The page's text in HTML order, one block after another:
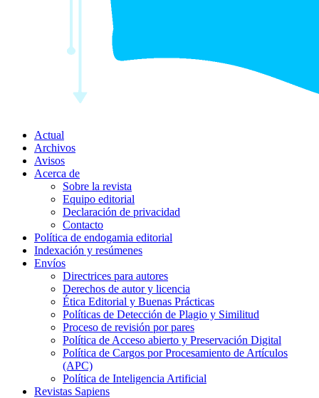
Actual
Archivos
Avisos
Acerca de
Sobre la revista
Equipo editorial
Declaración de privacidad
Contacto
Política de endogamia editorial
Indexación y resúmenes
Envíos
Directrices para autores
Derechos de autor y licencia
Ética Editorial y Buenas Prácticas
Políticas de Detección de Plagio y Similitud
Proceso de revisión por pares
Política de Acceso abierto y Preservación Digital
Política de Cargos por Procesamiento de Artículos
(APC)
Política de Inteligencia Artificial
Revistas Sapiens